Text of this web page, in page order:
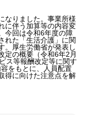
なりました。事業所様
に伴う加算等の内容変
今回は令和6年度の障
れた「生活介護」に関
。厚生労働省が発表し
定の概要（令和6年2月
ス等報酬改定等に関す
をもとに、人員配置
に向けた注意点を解